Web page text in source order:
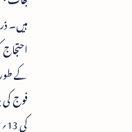
ہیں۔
کے
فوج